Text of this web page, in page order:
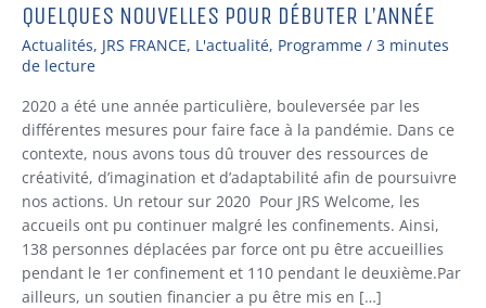
QUELQUES NOUVELLES POUR DÉBUTER L’ANNÉE
Actualités, JRS FRANCE, L'actualité, Programme / 3 minutes
de lecture
2020 a été une année particulière, bouleversée par les
différentes mesures pour faire face à la pandémie. Dans ce
contexte, nous avons tous dû trouver des ressources de
créativité, d’imagination et d’adaptabilité afin de poursuivre
nos actions. Un retour sur 2020 Pour JRS Welcome, les
accueils ont pu continuer malgré les confinements. Ainsi,
138 personnes déplacées par force ont pu être accueillies
pendant le 1er confinement et 110 pendant le deuxième.Par
ailleurs, un soutien financier a pu être mis en […]
QUELQUES
NOUVELLES
POUR
L’ANNÉE